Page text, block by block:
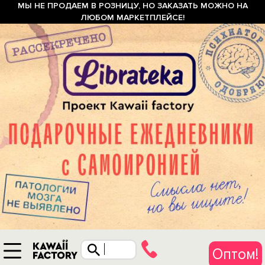
МЫ НЕ ПРОДАЕМ В РОЗНИЦУ, НО ЗАКАЗАТЬ МОЖНО НА
ЛЮБОМ МАРКЕТПЛЕЙСЕ!
Оптом!